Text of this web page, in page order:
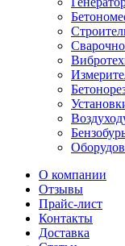
О компании
Отзывы
Прайс-лист
Контакты
Доставка